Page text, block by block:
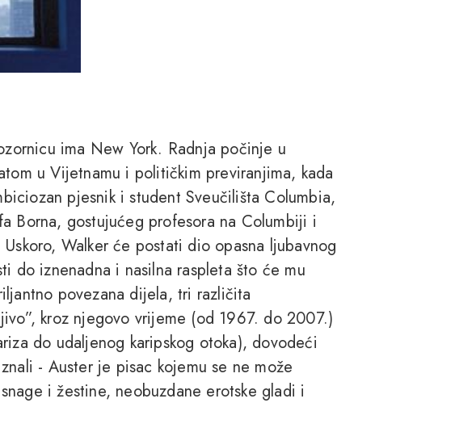
ima New York. Radnja počinje u
u Vijetnamu i političkim previranjima, kada
pjesnik i student Sveučilišta Columbia,
Borna, gostujućeg profesora na Columbiji i
Walker će postati dio opasna ljubavnog
do iznenadna i nasilna raspleta što će mu
povezana dijela, tri različita
kroz njegovo vrijeme (od 1967. do 2007.)
do udaljenog karipskog otoka), dovodeći
- Auster je pisac kojemu se ne može
i žestine, neobuzdane erotske gladi i